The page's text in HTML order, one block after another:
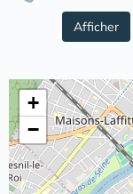
Afficher
+
−